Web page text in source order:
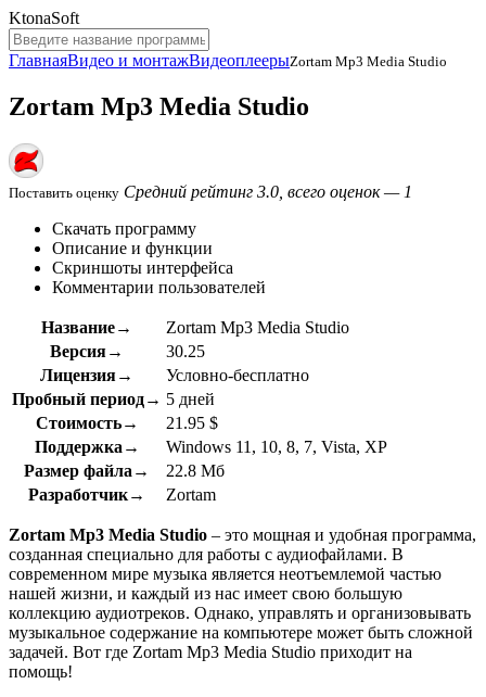
KtonaSoft
ГлавнаяВидео и монтажВидеоплеерыZortam Mp3 Media Studio
Zortam Mp3 Media Studio
Поставить оценку Средний рейтинг 3.0, всего оценок — 1
Скачать программу
Описание и функции
Скриншоты интерфейса
Комментарии пользователей
Название→
Zortam Mp3 Media Studio
Версия→
30.25
Лицензия→
Условно-бесплатно
Пробный период→ 5 дней
Стоимость→
21.95 $
Поддержка→
Windows 11, 10, 8, 7, Vista, XP
Размер файла→
22.8 Мб
Разработчик→
Zortam
Zortam Mp3 Media Studio – это мощная и удобная программа,
созданная специально для работы с аудиофайлами. В
современном мире музыка является неотъемлемой частью
нашей жизни, и каждый из нас имеет свою большую
коллекцию аудиотреков. Однако, управлять и организовывать
музыкальное содержание на компьютере может быть сложной
задачей. Вот где Zortam Mp3 Media Studio приходит на
помощь!